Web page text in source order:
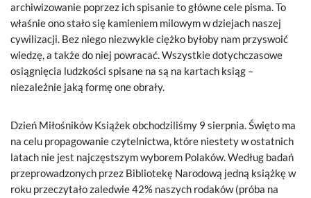
archiwizowanie poprzez ich spisanie to główne cele pisma. To
właśnie ono stało się kamieniem milowym w dziejach naszej
cywilizacji. Bez niego niezwykle ciężko byłoby nam przyswoić
wiedzę, a także do niej powracać. Wszystkie dotychczasowe
osiągnięcia ludzkości spisane na są na kartach ksiąg –
niezależnie jaką formę one obrały.
Dzień Miłośników Książek obchodziliśmy 9 sierpnia. Święto ma
na celu propagowanie czytelnictwa, które niestety w ostatnich
latach nie jest najczęstszym wyborem Polaków. Według badań
przeprowadzonych przez Bibliotekę Narodową jedną książkę w
roku przeczytało zaledwie 42% naszych rodaków (próba na